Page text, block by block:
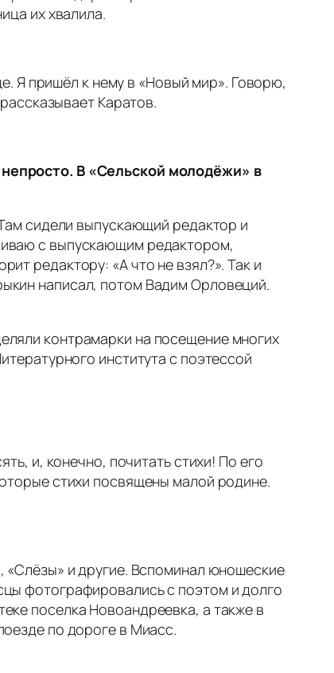
их хвалила.
Я пришёл к нему в «Новый мир». Говорю,
Каратов.
В «Сельской молодёжи» в
сидели выпускающий редактор и
с выпускающим редактором,
редактору: «А что не взял?». Так и
написал, потом Вадим Орловеций.
контрамарки на посещение многих
института с поэтессой
и, конечно, почитать стихи! По его
стихи посвящены малой родине.
«Слёзы» и другие. Вспоминал юношеские
фотографировались с поэтом и долго
поселка Новоандреевка, а также в
по дороге в Миасс.